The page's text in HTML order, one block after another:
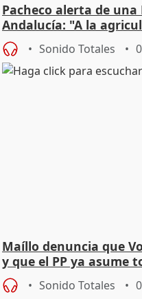
Pacheco alerta de una
Andalucía: "A la
Sonido Totales
Maíllo denuncia que
y que el PP ya asume
Sonido Totales